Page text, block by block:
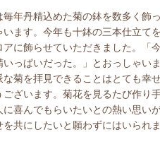
年丹精込めた菊の鉢を数多く飾
ます。今年も十鉢の三本仕立て
に飾らせていただきました。「
っぱいだった。」とおっしゃい
菊を拝見できることはとても幸
ざいます。菊花を見るたび作り
喜んでもらいたいとの熱い思い
を共にしたいと願わずにはいられ